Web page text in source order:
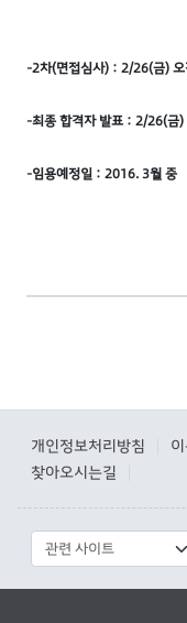
-2차(면접심사) : 2/26(금)
-최종 합격자 발표 : 2/26(금)
-임용예정일 : 2016. 3월 중
개인정보처리방침
찾아오시는길